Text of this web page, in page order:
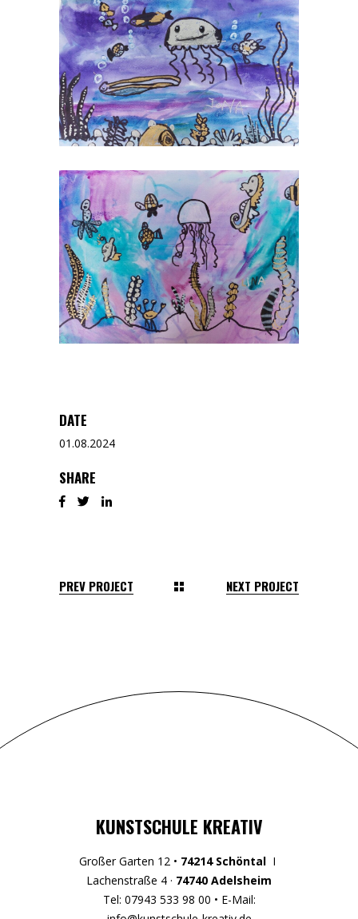
DATE
01.08.2024
SHARE
PREV PROJECT NEXT PROJECT
KUNSTSCHULE KREATIV
Großer Garten 12 • 74214 Schöntal I
Lachenstraße 4 · 74740 Adelsheim
Tel: 07943 533 98 00 • E-Mail: